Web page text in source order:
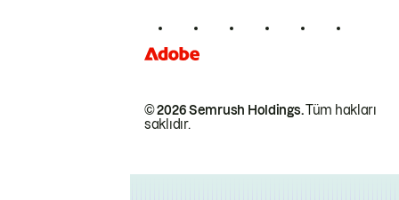
© 2026 Semrush Holdings.Tüm hakları
saklıdır.